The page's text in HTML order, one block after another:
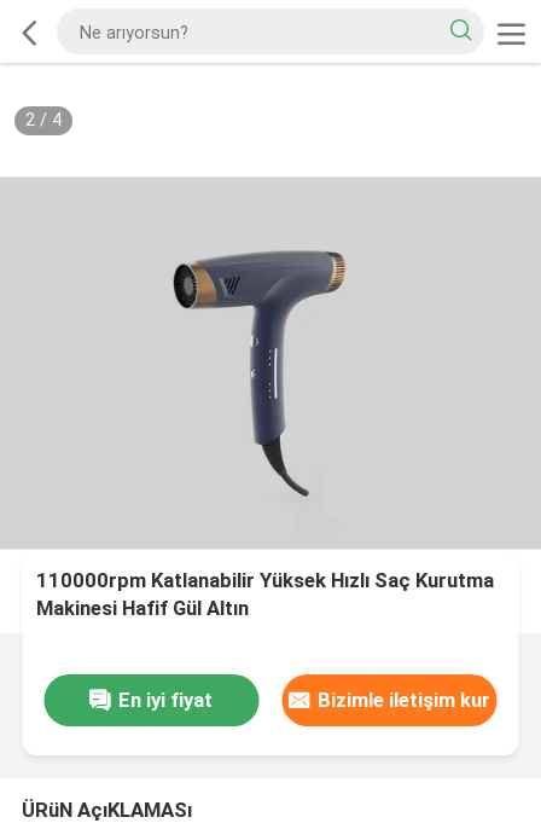
2/ 4
110000rpm Katlanabilir Yüksek Hızlı Saç Kurutma
Makinesi Hafif Gül Altın
En iyi fiyat Bizimle iletişim kur
ÜRüN AçıKLAMASı